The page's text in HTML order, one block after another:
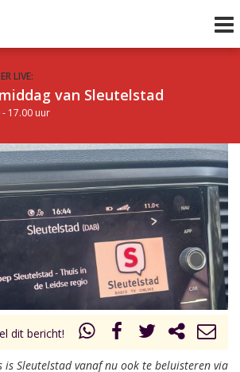
LIVE:
van Sleutelstad
- 17.00 uur
uur 1 van 0 Volgend uur
dit bericht!
is Sleutelstad vanaf nu ook te beluisteren via